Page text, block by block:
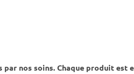
nos soins. Chaque produit est